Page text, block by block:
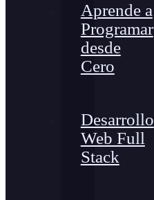
Aprende a
Programar
desde
Cero
Desarrollo
Web Full
Stack